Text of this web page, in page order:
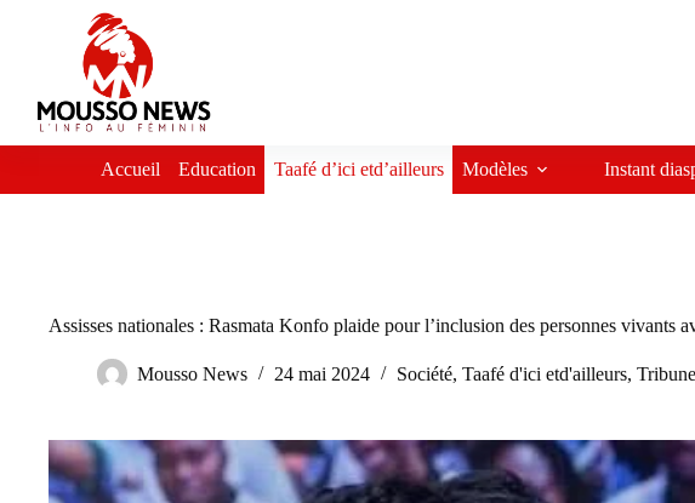
Accueil Education Taafé d’ici etd’ailleurs Modèles Instant
Assisses nationales : Rasmata Konfo plaide pour l’inclusion des personnes vivants
Mousso News 24 mai 2024 Société, Taafé d'ici etd'ailleurs,